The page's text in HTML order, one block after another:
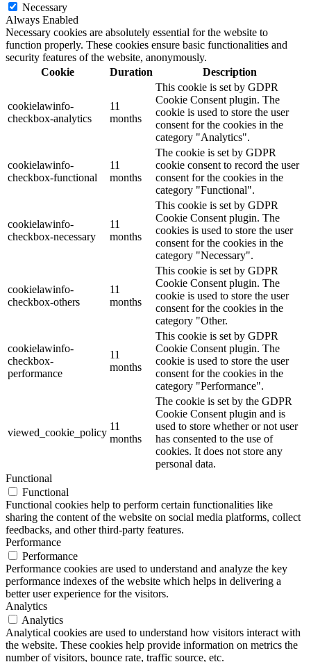
Necessary
Always Enabled
Necessary cookies are absolutely essential for the website to
function properly. These cookies ensure basic functionalities and
security features of the website, anonymously.
Cookie
Duration Description
cookielawinfo-
checkbox-analytics
11
months
This cookie is set by GDPR
Cookie Consent plugin. The
cookie is used to store the user
consent for the cookies in the
category "Analytics".
cookielawinfo-
checkbox-functional
11
months
The cookie is set by GDPR
cookie consent to record the user
consent for the cookies in the
category "Functional".
cookielawinfo-
checkbox-necessary
11
months
This cookie is set by GDPR
Cookie Consent plugin. The
cookies is used to store the user
consent for the cookies in the
category "Necessary".
cookielawinfo-
checkbox-others
11
months
This cookie is set by GDPR
Cookie Consent plugin. The
cookie is used to store the user
consent for the cookies in the
category "Other.
cookielawinfo-
checkbox-
performance
11
months
This cookie is set by GDPR
Cookie Consent plugin. The
cookie is used to store the user
consent for the cookies in the
category "Performance".
viewed_cookie_policy
11
months
The cookie is set by the GDPR
Cookie Consent plugin and is
used to store whether or not user
has consented to the use of
cookies. It does not store any
personal data.
Functional
Functional
Functional cookies help to perform certain functionalities like
sharing the content of the website on social media platforms, collect
feedbacks, and other third-party features.
Performance
Performance
Performance cookies are used to understand and analyze the key
performance indexes of the website which helps in delivering a
better user experience for the visitors.
Analytics
Analytics
Analytical cookies are used to understand how visitors interact with
the website. These cookies help provide information on metrics the
number of visitors, bounce rate, traffic source, etc.